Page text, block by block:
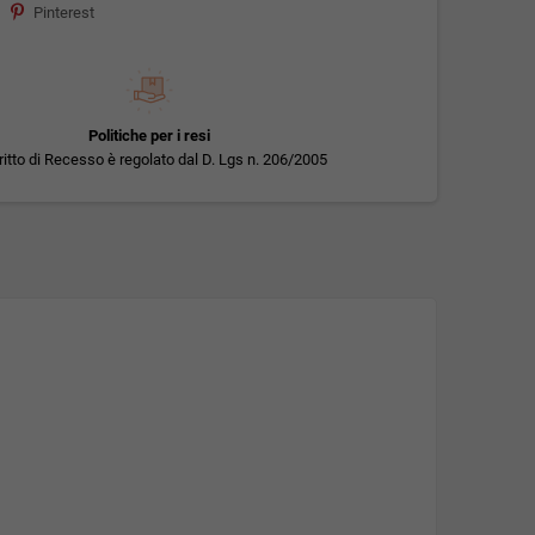
Pinterest
Politiche per i resi
di Recesso è regolato dal D. Lgs n. 206/2005